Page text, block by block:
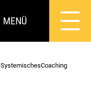
MENÜ
SystemischesCoaching